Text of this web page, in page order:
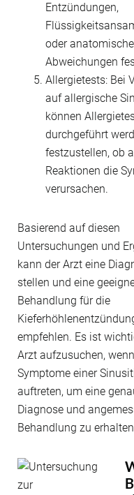
Entzündungen,
oder anatomische
Abweichungen
Allergietests: Bei
auf allergische
können
durchgeführt
festzustellen, ob
Reaktionen die
verursachen.
Basierend auf diesen
Untersuchungen und
kann der Arzt eine
stellen und eine
Behandlung für die
empfehlen. Es ist
Arzt aufzusuchen, wenn
Symptome einer
auftreten, um eine
Diagnose und
Behandlung zu